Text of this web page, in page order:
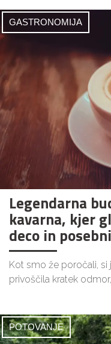
GASTRONOMIJA
Legendarna
kavarna, kjer
deco in
Kot smo že poročali, si
privoščila kratek
POTOVANJE